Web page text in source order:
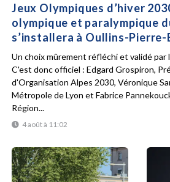
Jeux Olympiques d’hiver
olympique et paralympique
s’installera à Oullins-Pierre-
4 août à 11:02
Un choix mûrement réfléchi et validé par
C'est donc officiel : Edgard Grospiron,
d'Organisation Alpes 2030, Véronique
Métropole de Lyon et Fabrice
Région...